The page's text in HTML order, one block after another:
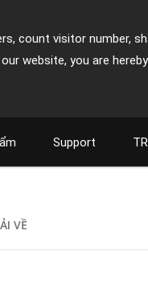
count visitor number,
website, you are
Support
VỀ